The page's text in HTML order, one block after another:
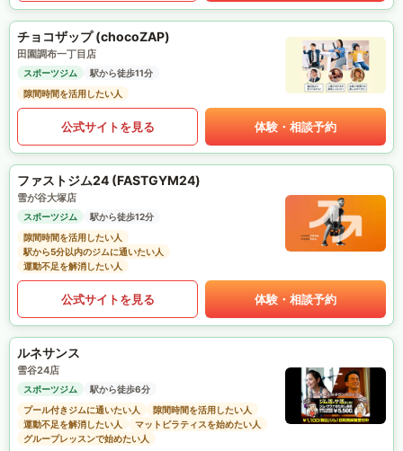
チョコザップ (chocoZAP)
田園調布一丁目店
スポーツジム
駅から徒歩11分
隙間時間を活用したい人
公式サイトを見る 体験・相談予約
ファストジム24 (FASTGYM24)
雪が谷大塚店
スポーツジム
駅から徒歩12分
隙間時間を活用したい人
駅から5分以内のジムに通いたい人
運動不足を解消したい人
公式サイトを見る 体験・相談予約
ルネサンス
雪谷24店
スポーツジム
駅から徒歩6分
プール付きジムに通いたい人
隙間時間を活用したい人
運動不足を解消したい人
マットピラティスを始めたい人
グループレッスンで始めたい人